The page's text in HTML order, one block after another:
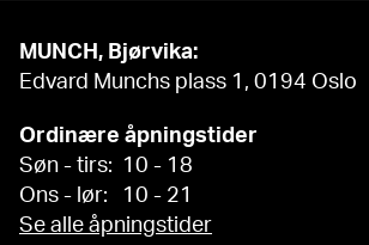
MUNCH, Bjørvika:
Edvard Munchs plass 1, 0194 Oslo
Ordinære åpningstider
Søn - tirs: 10 - 18
Ons - lør: 10 - 21
Se alle åpningstider